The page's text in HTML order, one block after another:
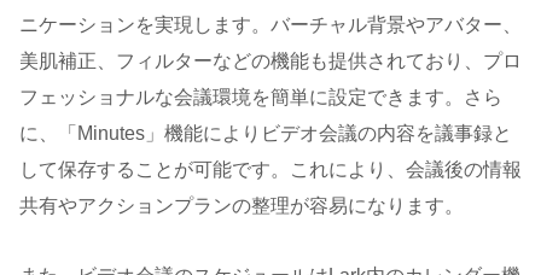
ニケーションを実現します。バーチャル背景やアバター、
美肌補正、フィルターなどの機能も提供されており、プロ
フェッショナルな会議環境を簡単に設定できます。さら
に、「Minutes」機能によりビデオ会議の内容を議事録と
して保存することが可能です。これにより、会議後の情報
共有やアクションプランの整理が容易になります。